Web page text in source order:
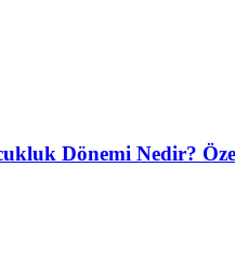
Dönemi Nedir?